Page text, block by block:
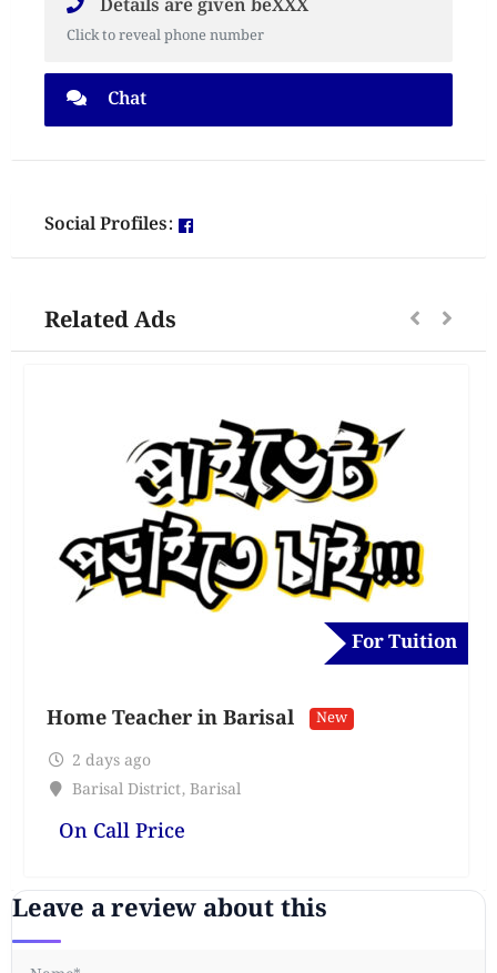
Details are given beXXX
Click to reveal phone number
Chat
Social Profiles:
Related Ads
For Tuition
Home Teacher in Barisal New
2 days ago
Barisal District, Barisal
On Call Price
Leave a review about this